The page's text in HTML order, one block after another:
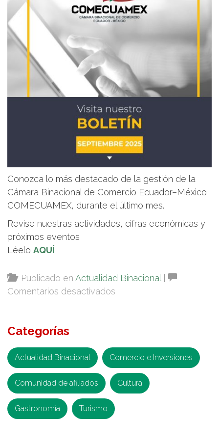
Conozca lo más destacado de la gestión de la
Cámara Binacional de Comercio Ecuador–México,
COMECUAMEX, durante el último mes.
Revise nuestras actividades, cifras económicas y
próximos eventos
Léelo AQUÍ
Publicado en Actualidad Binacional
Comentarios desactivados
2025
Categorías
Actualidad Binacional Comercio e Inversiones
Comunidad de afiliados Cultura
Gastronomía Turismo